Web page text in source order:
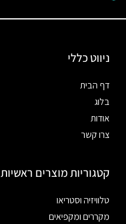
ניווט כללי
דף הבית
בלוג
אודות
צרו קשר
קטגוריות מוצרים ראשיות
טלוויזיה וסטריאו
מקררים ומקפיאים